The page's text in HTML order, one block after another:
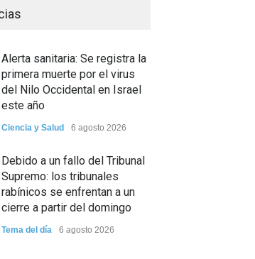
Alerta sanitaria: Se registra la
primera muerte por el virus
del Nilo Occidental en Israel
este año
Ciencia y Salud 6 agosto 2026
Debido a un fallo del Tribunal
Supremo: los tribunales
rabínicos se enfrentan a un
cierre a partir del domingo
Tema del día 6 agosto 2026